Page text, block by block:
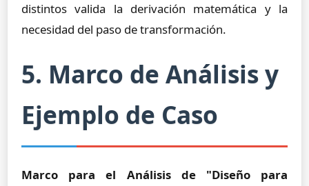
distintos valida la derivación matemática y la
necesidad del paso de transformación.
5. Marco de Análisis y
Ejemplo de Caso
Marco para el Análisis de "Diseño para